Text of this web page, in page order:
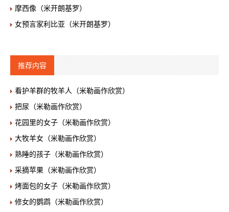
摩西像（米开朗基罗）
女预言家利比亚（米开朗基罗）
推荐内容
看护羊群的牧羊人（米勒画作欣赏）
把尿（米勒画作欣赏）
花园里的女子（米勒画作欣赏）
大牧羊女（米勒画作欣赏）
熟睡的孩子（米勒画作欣赏）
采摘苹果（米勒画作欣赏）
烤面包的女子（米勒画作欣赏）
修女的鹦鹉（米勒画作欣赏）